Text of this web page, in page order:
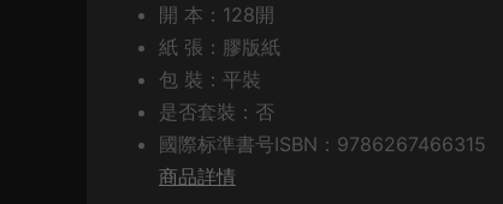
開 本：128開
紙 張：膠版紙
包 裝：平裝
是否套裝：否
國際标準書号ISBN：9786267466315
商品詳情